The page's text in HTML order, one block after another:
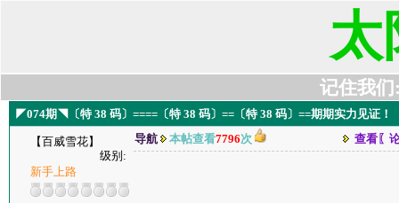
太
记住我们
◤074期◥〔特 38 码〕====〔特 38 码〕==〔特 38 码〕==期期实力见证！
【百威雪花】
级别:
新手上路
导航 本帖查看7796次 查看〖